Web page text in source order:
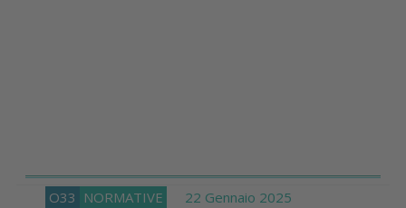
O33 NORMATIVE 22 Gennaio 2025